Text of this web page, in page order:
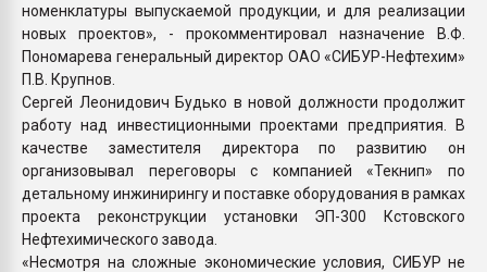
номенклатуры выпускаемой продукции, и для реализации
новых проектов», - прокомментировал назначение В.Ф.
Пономарева генеральный директор ОАО «СИБУР-Нефтехим»
П.В. Крупнов.
Сергей Леонидович Будько в новой должности продолжит
работу над инвестиционными проектами предприятия. В
качестве заместителя директора по развитию он
организовывал переговоры с компанией «Текнип» по
детальному инжинирингу и поставке оборудования в рамках
проекта реконструкции установки ЭП-300 Кстовского
Нефтехимического завода.
«Несмотря на сложные экономические условия, СИБУР не